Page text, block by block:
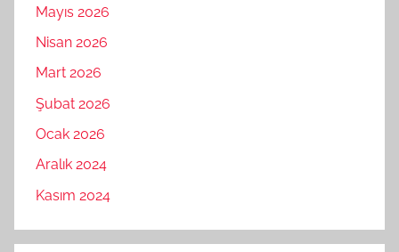
Mayıs 2026
Nisan 2026
Mart 2026
Şubat 2026
Ocak 2026
Aralık 2024
Kasım 2024